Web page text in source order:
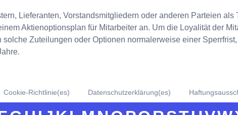
Lieferanten, Vorstandsmitgliedern oder anderen Parteien als
Aktienoptionsplan für Mitarbeiter an. Um die Loyalität der
Zuteilungen oder Optionen normalerweise einer
Cookie-Richtlinie(es) Datenschutzerklärung(es)